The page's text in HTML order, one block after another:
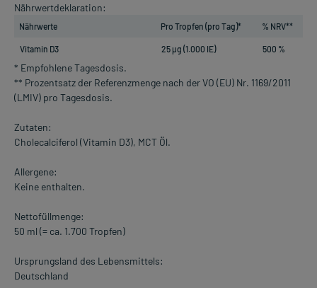
Nährwertdeklaration:
Nährwerte Pro Tropfen (pro Tag)* % NRV**
Vitamin D3 25 µg (1.000 IE) 500 %
* Empfohlene Tagesdosis.
** Prozentsatz der Referenzmenge nach der VO (EU) Nr. 1169/2011
(LMIV) pro Tagesdosis.
Zutaten:
Cholecalciferol (Vitamin D3), MCT Öl.
Allergene:
Keine enthalten.
Nettofüllmenge:
50 ml (= ca. 1.700 Tropfen)
Ursprungsland des Lebensmittels:
Deutschland